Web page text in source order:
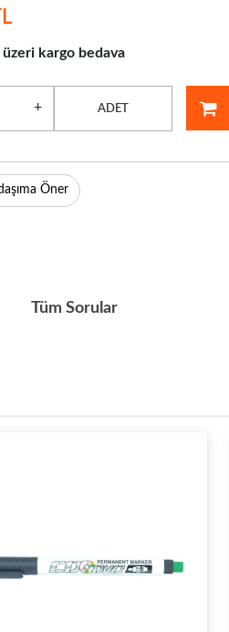
kargo bedava
+ ADET
Öner
Tüm Sorular